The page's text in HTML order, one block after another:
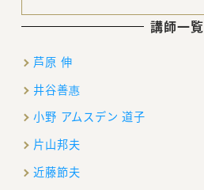
講師一覧
芦原 伸
井谷善惠
小野 アムスデン 道子
片山邦夫
近藤節夫